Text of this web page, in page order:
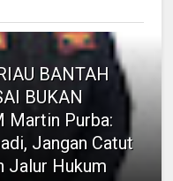
BANTAH
BUKAN
Martin Purba:
Jangan Catut
Jalur Hukum